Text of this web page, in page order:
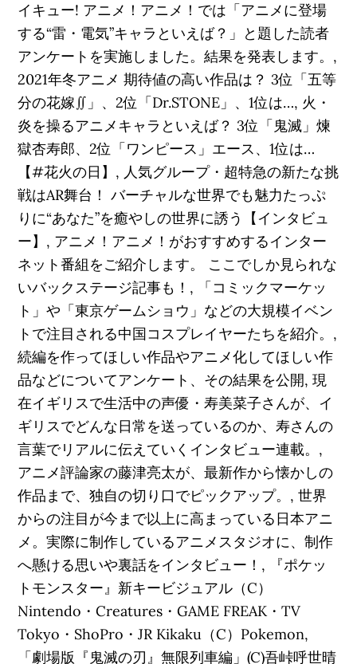
イキュー! アニメ！アニメ！では「アニメに登場
する“雷・電気”キャラといえば？」と題した読者
アンケートを実施しました。結果を発表します。,
2021年冬アニメ 期待値の高い作品は？ 3位「五等
分の花嫁∬」、2位「Dr.STONE」、1位は…, 火・
炎を操るアニメキャラといえば？ 3位「鬼滅」煉
獄杏寿郎、2位「ワンピース」エース、1位は…
【#花火の日】, 人気グループ・超特急の新たな挑
戦はAR舞台！ バーチャルな世界でも魅力たっぷ
りに“あなた”を癒やしの世界に誘う【インタビュ
ー】, アニメ！アニメ！がおすすめするインター
ネット番組をご紹介します。 ここでしか見られな
いバックステージ記事も！, 「コミックマーケッ
ト」や「東京ゲームショウ」などの大規模イベン
トで注目される中国コスプレイヤーたちを紹介。,
続編を作ってほしい作品やアニメ化してほしい作
品などについてアンケート、その結果を公開, 現
在イギリスで生活中の声優・寿美菜子さんが、イ
ギリスでどんな日常を送っているのか、寿さんの
言葉でリアルに伝えていくインタビュー連載。,
アニメ評論家の藤津亮太が、最新作から懐かしの
作品まで、独自の切り口でピックアップ。, 世界
からの注目が今まで以上に高まっている日本アニ
メ。実際に制作しているアニメスタジオに、制作
へ懸ける思いや裏話をインタビュー！, 『ポケッ
トモンスター』新キービジュアル（C）
Nintendo・Creatures・GAME FREAK・TV
Tokyo・ShoPro・JR Kikaku（C）Pokemon,
「劇場版『鬼滅の刃』無限列車編」(C)吾峠呼世晴